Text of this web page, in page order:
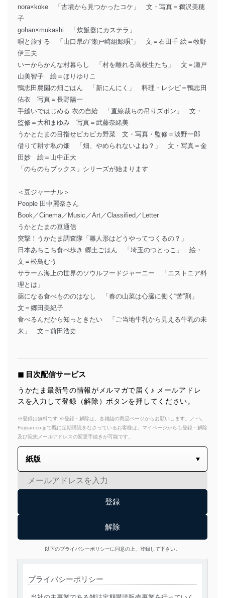
nora×koke 「古墳から見つかったコケ」 文・写真＝鵜沢美穂
子
gohan×mukashi 「炊飯器にカステラ」
唄と旅する 「山口県の“瀬戸崎組鯨唄”」 文＝石田千 絵＝牧野
伊三夫
いーからかんな村暮らし 「村を離れる高校生たち」 文＝瀬戸
山美智子 絵＝ほりゆりこ
鴨志田農園の畑ごはん 「新にんにく」 料理・レシピ＝鴨志田
佑衣 写真＝長野陽一
手縫いではじめる 衣の自給 「直線裁ちの吊りズボン」 文・
監修＝大和まゆみ 写真＝武藤奈緒美
うかとたまの目指せピカピカ野菜 文・写真・監修＝淡野一郎
借りて耕す私の畑 「畑、やめられないよね？」 文・写真＝金
田妙 絵＝山中正大
「のらのらブックス」シリーズが始まります
＜豆ジャーナル＞
People 田中麗奈さん
Book／Cinema／Music／Art／Classified／Letter
うかとたまの豆通信
突撃！うかたま調査隊「雛人形はどうやってつくるの？」
日本あちこち食べ歩き 郷土ごはん 「埼玉のつとっこ」 絵・
文＝松鳥むう
サラーム海上の世界のソウルフードジャーニー 「エストニア料
理とは」
薬になる食べもののはなし 「春の山菜は心臓に働く“苦”剤」
文＝郷田美紀子
食べるんだから知っときたい 「ご当地牛乳から見える牛乳の未
来」 文＝前田浩史
◼︎ 目次配信サービス
うかたま最新号の情報がメルマガで届く♪ メールアドレ
スを入力して登録（解除）ボタンを押してください。
※登録は無料です ※登録・解除は、各雑誌の商品ページからお願いします。／~＼
Fujisan.co.jpで既に定期購読をなさっているお客様は、マイページからも登録・解除
及び宛先メールアドレスの変更手続きが可能です。
以下のプライバシーポリシーに同意の上、登録して下さい。
プライバシーポリシー